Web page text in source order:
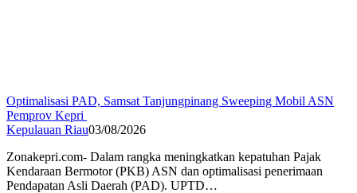
Optimalisasi PAD, Samsat Tanjungpinang Sweeping Mobil ASN
Pemprov Kepri
Kepulauan Riau03/08/2026
Zonakepri.com- Dalam rangka meningkatkan kepatuhan Pajak
Kendaraan Bermotor (PKB) ASN dan optimalisasi penerimaan
Pendapatan Asli Daerah (PAD). UPTD…